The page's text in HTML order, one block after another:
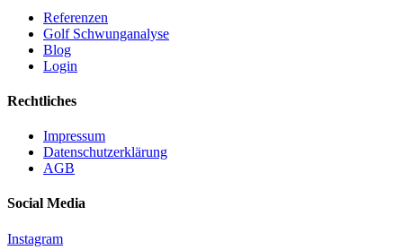
Referenzen
Golf Schwunganalyse
Blog
Login
Rechtliches
Impressum
Datenschutzerklärung
AGB
Social Media
Instagram